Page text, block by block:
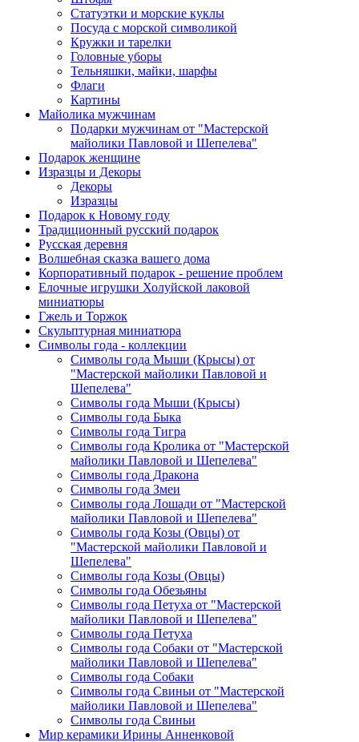
Статуэтки и морские куклы
Посуда с морской символикой
Кружки и тарелки
Головные уборы
Тельняшки, майки, шарфы
Флаги
Картины
Майолика мужчинам
Подарки мужчинам от "Мастерской
майолики Павловой и Шепелева"
Подарок женщине
Изразцы и Декоры
Декоры
Изразцы
Подарок к Новому году
Традиционный русский подарок
Русская деревня
Волшебная сказка вашего дома
Корпоративный подарок - решение проблем
Елочные игрушки Холуйской лаковой
миниатюры
Гжель и Торжок
Скульптурная миниатюра
Символы года - коллекции
Символы года Мыши (Крысы) от
"Мастерской майолики Павловой и
Шепелева"
Символы года Мыши (Крысы)
Символы года Быка
Символы года Тигра
Символы года Кролика от "Мастерской
майолики Павловой и Шепелева"
Символы года Дракона
Символы года Змеи
Символы года Лошади от "Мастерской
майолики Павловой и Шепелева"
Символы года Козы (Овцы) от
"Мастерской майолики Павловой и
Шепелева"
Символы года Козы (Овцы)
Символы года Обезьяны
Символы года Петуха от "Мастерской
майолики Павловой и Шепелева"
Символы года Петуха
Символы года Собаки от "Мастерской
майолики Павловой и Шепелева"
Символы года Собаки
Символы года Свиньи от "Мастерской
майолики Павловой и Шепелева"
Символы года Свиньи
Мир керамики Ирины Анненковой